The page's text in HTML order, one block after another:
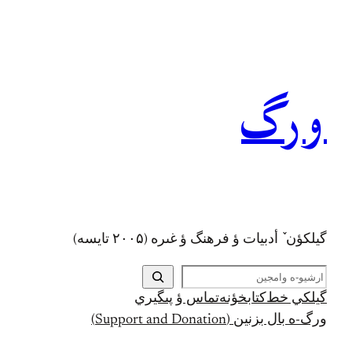
ورگ
گيلکؤن ٚ أدبیات ؤ فرهنگ ؤ غىره (۲۰۰۵ تايسه)
ج
س
ت
ج
گيلکي خط کتابخؤنهتماس ؤ پىگيري
ورگ-ه بال بزنين (Support and Donation)